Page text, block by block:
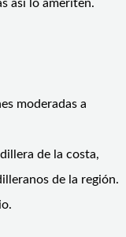
así lo ameriten.
moderadas a
de la costa,
de la región.